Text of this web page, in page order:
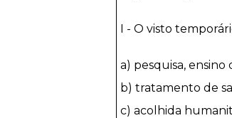
I - O visto
a) pesquisa, ensino
b) tratamento de
c) acolhida